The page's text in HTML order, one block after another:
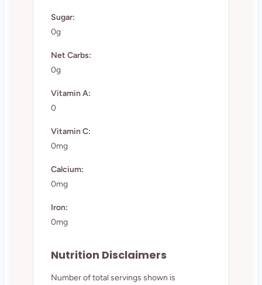
Sugar:
0g
Net Carbs:
0g
Vitamin A:
0
Vitamin C:
0mg
Calcium:
0mg
Iron:
0mg
Nutrition Disclaimers
Number of total servings shown is